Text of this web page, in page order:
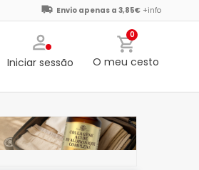
Envio apenas a 3,85€ +info
Iniciar sessão
0
O meu cesto